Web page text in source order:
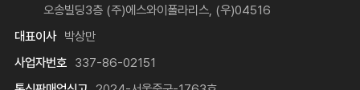
오송빌딩3층 (주)에스와이폴라리스, (우)04516
대표이사 박상만
사업자번호 337-86-02151